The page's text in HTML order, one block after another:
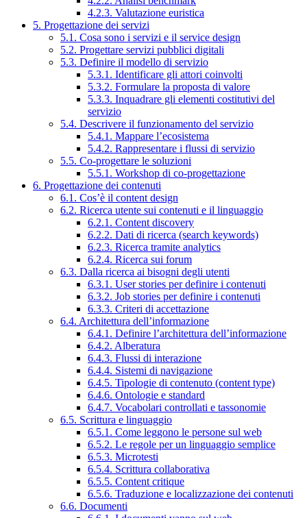
4.2.3. Valutazione euristica
5. Progettazione dei servizi
5.1. Cosa sono i servizi e il service design
5.2. Progettare servizi pubblici digitali
5.3. Definire il modello di servizio
5.3.1. Identificare gli attori coinvolti
5.3.2. Formulare la proposta di valore
5.3.3. Inquadrare gli elementi costitutivi del
servizio
5.4. Descrivere il funzionamento del servizio
5.4.1. Mappare l’ecosistema
5.4.2. Rappresentare i flussi di servizio
5.5. Co-progettare le soluzioni
5.5.1. Workshop di co-progettazione
6. Progettazione dei contenuti
6.1. Cos’è il content design
6.2. Ricerca utente sui contenuti e il linguaggio
6.2.1. Content discovery
6.2.2. Dati di ricerca (search keywords)
6.2.3. Ricerca tramite analytics
6.2.4. Ricerca sui forum
6.3. Dalla ricerca ai bisogni degli utenti
6.3.1. User stories per definire i contenuti
6.3.2. Job stories per definire i contenuti
6.3.3. Criteri di accettazione
6.4. Architettura dell’informazione
6.4.1. Definire l’architettura dell’informazione
6.4.2. Alberatura
6.4.3. Flussi di interazione
6.4.4. Sistemi di navigazione
6.4.5. Tipologie di contenuto (content type)
6.4.6. Ontologie e standard
6.4.7. Vocabolari controllati e tassonomie
6.5. Scrittura e linguaggio
6.5.1. Come leggono le persone sul web
6.5.2. Le regole per un linguaggio semplice
6.5.3. Microtesti
6.5.4. Scrittura collaborativa
6.5.5. Content critique
6.5.6. Traduzione e localizzazione dei contenuti
6.6. Documenti